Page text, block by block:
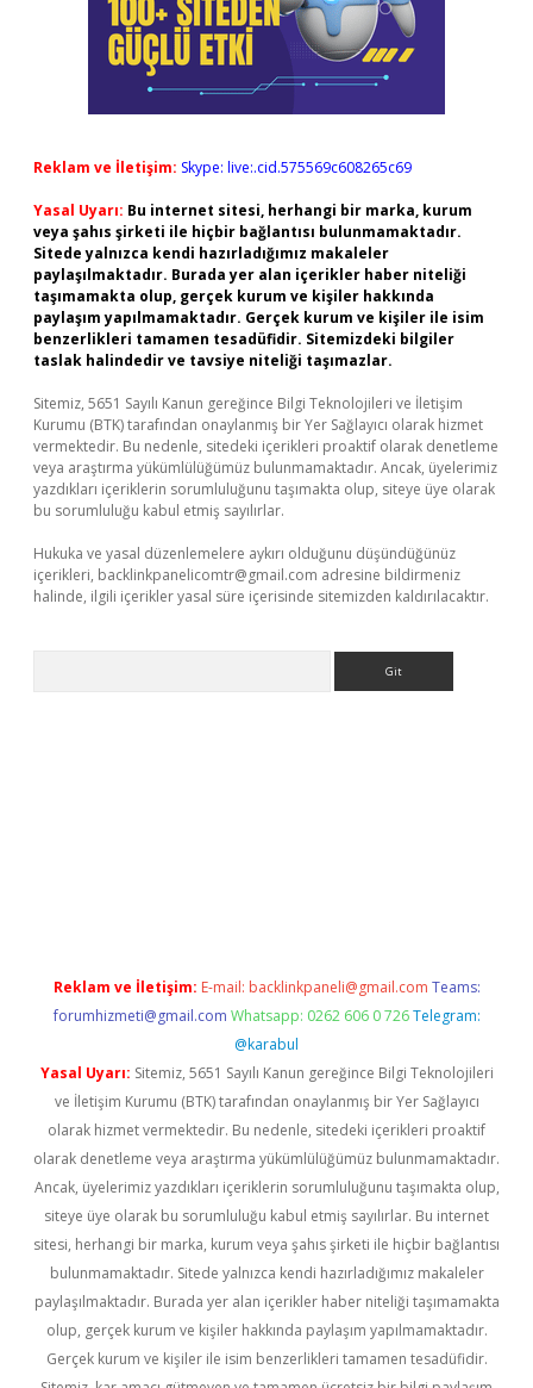
Reklam ve İletişim: Skype: live:.cid.575569c608265c69
Yasal Uyarı: Bu internet sitesi, herhangi bir marka, kurum
veya şahıs şirketi ile hiçbir bağlantısı bulunmamaktadır.
Sitede yalnızca kendi hazırladığımız makaleler
paylaşılmaktadır. Burada yer alan içerikler haber niteliği
taşımamakta olup, gerçek kurum ve kişiler hakkında
paylaşım yapılmamaktadır. Gerçek kurum ve kişiler ile isim
benzerlikleri tamamen tesadüfidir. Sitemizdeki bilgiler
taslak halindedir ve tavsiye niteliği taşımazlar.
Sitemiz, 5651 Sayılı Kanun gereğince Bilgi Teknolojileri ve İletişim
Kurumu (BTK) tarafından onaylanmış bir Yer Sağlayıcı olarak hizmet
vermektedir. Bu nedenle, sitedeki içerikleri proaktif olarak denetleme
veya araştırma yükümlülüğümüz bulunmamaktadır. Ancak, üyelerimiz
yazdıkları içeriklerin sorumluluğunu taşımakta olup, siteye üye olarak
bu sorumluluğu kabul etmiş sayılırlar.
Hukuka ve yasal düzenlemelere aykırı olduğunu düşündüğünüz
içerikleri, backlinkpanelicomtr@gmail.com adresine bildirmeniz
halinde, ilgili içerikler yasal süre içerisinde sitemizden kaldırılacaktır.
Reklam ve İletişim: E-mail: backlinkpaneli@gmail.com Teams:
forumhizmeti@gmail.com Whatsapp: 0262 606 0 726 Telegram:
@karabul
Yasal Uyarı: Sitemiz, 5651 Sayılı Kanun gereğince Bilgi Teknolojileri
ve İletişim Kurumu (BTK) tarafından onaylanmış bir Yer Sağlayıcı
olarak hizmet vermektedir. Bu nedenle, sitedeki içerikleri proaktif
olarak denetleme veya araştırma yükümlülüğümüz bulunmamaktadır.
Ancak, üyelerimiz yazdıkları içeriklerin sorumluluğunu taşımakta olup,
siteye üye olarak bu sorumluluğu kabul etmiş sayılırlar. Bu internet
sitesi, herhangi bir marka, kurum veya şahıs şirketi ile hiçbir bağlantısı
bulunmamaktadır. Sitede yalnızca kendi hazırladığımız makaleler
paylaşılmaktadır. Burada yer alan içerikler haber niteliği taşımamakta
olup, gerçek kurum ve kişiler hakkında paylaşım yapılmamaktadır.
Gerçek kurum ve kişiler ile isim benzerlikleri tamamen tesadüfidir.